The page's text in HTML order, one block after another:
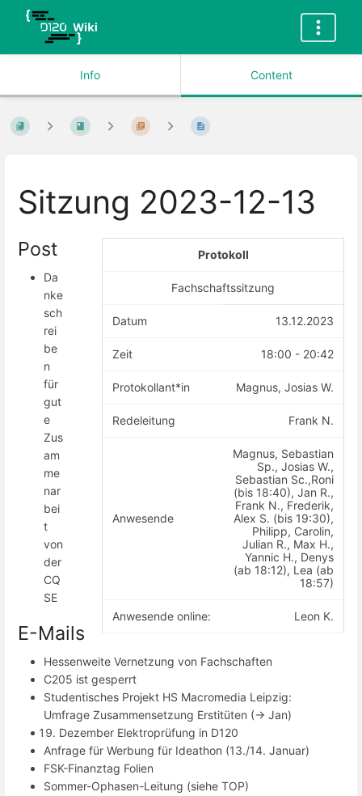
Info Content
Sitzung 2023-12-13
Protokoll
Fachschaftssitzung
Datum 13.12.2023
Zeit 18:00 - 20:42
Protokollant*in Magnus, Josias W.
Redeleitung Frank N.
Anwesende
Magnus, Sebastian
Sp., Josias W.,
Sebastian Sc.,Roni
(bis 18:40), Jan R.,
Frank N., Frederik,
Alex S. (bis 19:30),
Philipp, Carolin,
Julian R., Max H.,
Yannic H., Denys
(ab 18:12), Lea (ab
18:57)
Anwesende online: Leon K.
Post
Da
nke
sch
rei
be
n
für
gut
e
Zus
am
me
nar
bei
t
von
der
CQ
SE
E-Mails
Hessenweite Vernetzung von Fachschaften
C205 ist gesperrt
Studentisches Projekt HS Macromedia Leipzig:
Umfrage Zusammensetzung Erstitüten (-> Jan)
Dezember Elektroprüfung in D120
Anfrage für Werbung für Ideathon (13./14. Januar)
FSK-Finanztag Folien
Sommer-Ophasen-Leitung (siehe TOP)